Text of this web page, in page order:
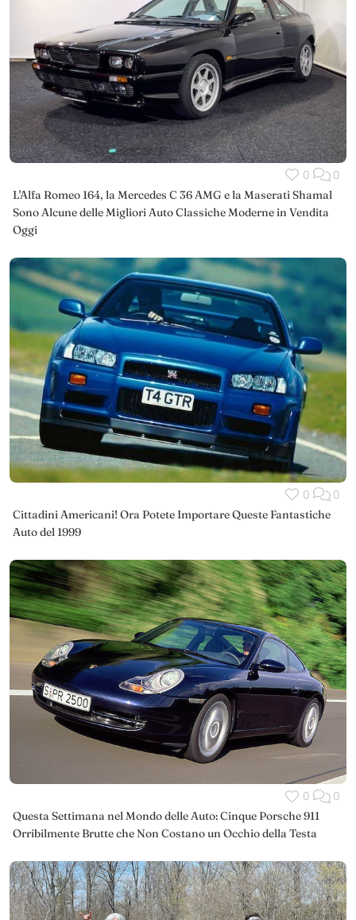
0 0
L'Alfa Romeo 164, la Mercedes C 36 AMG e la Maserati Shamal
Sono Alcune delle Migliori Auto Classiche Moderne in Vendita
Oggi
0 0
Cittadini Americani! Ora Potete Importare Queste Fantastiche
Auto del 1999
0 0
Questa Settimana nel Mondo delle Auto: Cinque Porsche 911
Orribilmente Brutte che Non Costano un Occhio della Testa